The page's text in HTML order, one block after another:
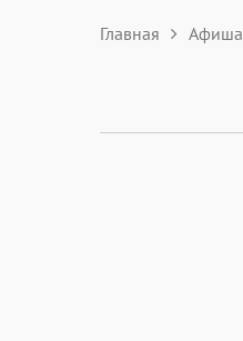
Главная Афиша